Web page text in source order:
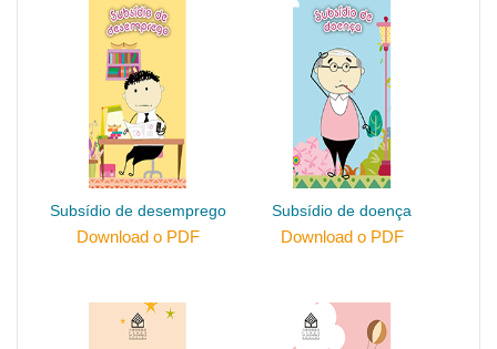
Subsídio de desemprego
Download o PDF
Subsídio de doença
Download o PDF